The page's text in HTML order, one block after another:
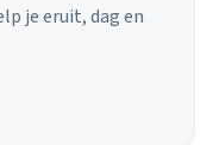
je eruit, dag en